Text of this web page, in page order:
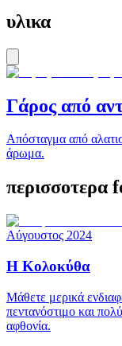
υλικα
Γάρος από
Απόσταγμα από
άρωμα.
περισσοτερα
Αύγουστος 2024
Η Κολοκύθα
Μάθετε μερικά
πεντανόστιμο και
αφθονία.